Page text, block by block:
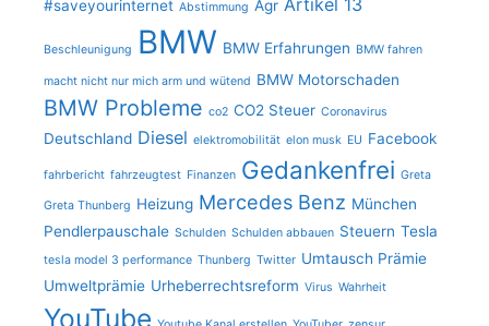
#saveyourinternet Abstimmung Agr Artikel 13
Beschleunigung BMW BMW Erfahrungen BMW fahren
macht nicht nur mich arm und wütend BMW Motorschaden
BMW Probleme co2 CO2 Steuer Coronavirus
Deutschland Diesel elektromobilität elon musk EU Facebook
fahrbericht fahrzeugtest Finanzen Gedankenfrei Greta
Greta Thunberg Heizung Mercedes Benz München
Pendlerpauschale Schulden Schulden abbauen Steuern Tesla
tesla model 3 performance Thunberg Twitter Umtausch Prämie
Umweltprämie Urheberrechtsreform Virus Wahrheit
YouTube